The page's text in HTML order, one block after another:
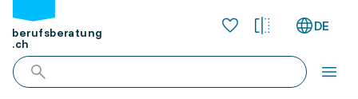
berufsberatung
.ch
DE